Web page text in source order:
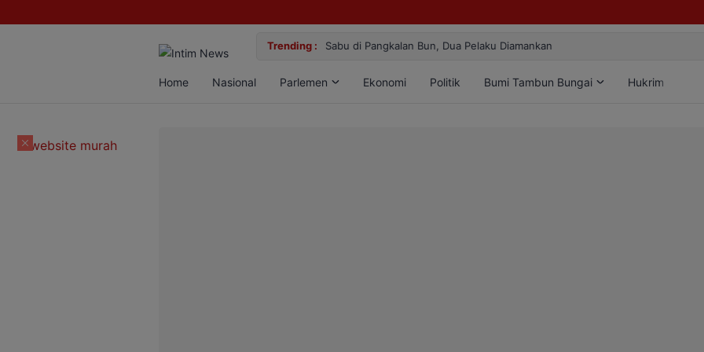
Trending : Gemilang! Atlet Taekwondo Kobar Panen 89 Medali di Ajang Bergengsi
Home Nasional Parlemen Ekonomi Politik Bumi Tambun Bungai Hukrim